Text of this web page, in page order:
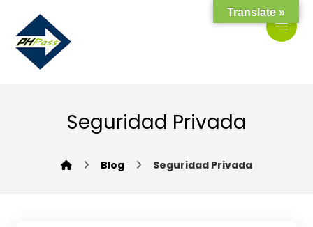
Seguridad Privada
Blog Seguridad Privada
Translate »